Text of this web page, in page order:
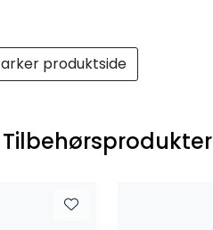
produktside
Tilbehørsprodukter